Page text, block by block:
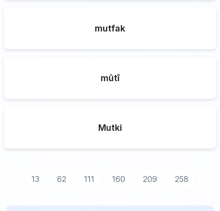
mutfak
mûtî
Mutki
13 62 111 160 209 258